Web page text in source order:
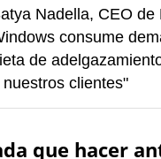
Nadella, CEO
consume
de
nuestros clientes"
que hacer